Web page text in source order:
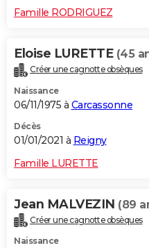
Famille RODRIGUEZ
Eloise LURETTE (45
Créer une cagnotte obsèques
Naissance
06/11/1975 à Carcassonne
Décès
01/01/2021 à Reigny
Famille LURETTE
Jean MALVEZIN (89
Créer une cagnotte obsèques
Naissance